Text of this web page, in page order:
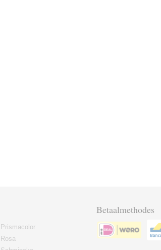
Prismacolor
Rosa
Betaalmethodes